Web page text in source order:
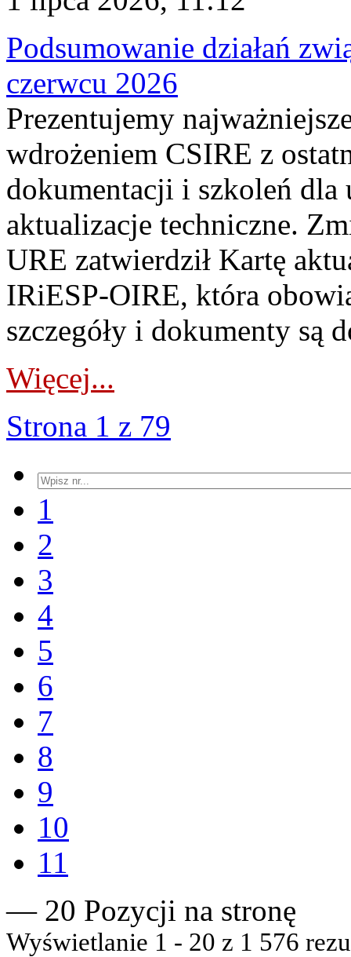
Podsumowanie działań
czerwcu 2026
Prezentujemy
wdrożeniem CSIRE z
dokumentacji i szkoleń
aktualizacje techniczne.
URE zatwierdził Kartę
IRiESP‑OIRE, która
szczegóły i dokumenty są
Więcej...
Strona 1 z 79
1
2
3
4
5
6
7
8
9
10
11
— 20 Pozycji na stronę
Wyświetlanie 1 - 20 z 1 576